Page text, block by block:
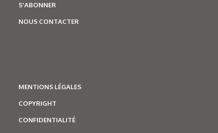
S'ABONNER
NOUS CONTACTER
MENTIONS LÉGALES
COPYRIGHT
CONFIDENTIALITÉ